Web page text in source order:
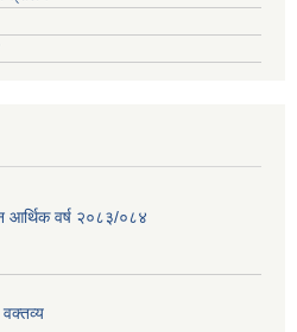
आर्थिक वर्ष २०८३/०८४